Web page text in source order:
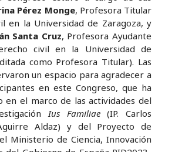
Pérez Monge, Profesora Titular
en la Universidad de Zaragoza, y
Santa Cruz, Profesora Ayudante
civil en la Universidad de
como Profesora Titular). Las
un espacio para agradecer a
en este Congreso, que ha
en el marco de las actividades del
Ius Familiae(IP. Carlos
Aldaz) y del Proyecto de
Ministerio de Ciencia, Innovación